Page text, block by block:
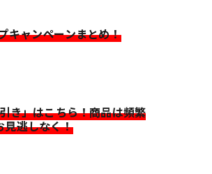
キャンペーンまとめ！
き」はこちら！商品は頻繁
見逃しなく！